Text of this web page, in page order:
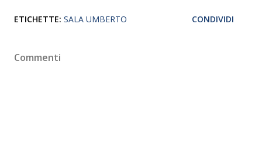
ETICHETTE: SALA UMBERTO CONDIVIDI
Commenti